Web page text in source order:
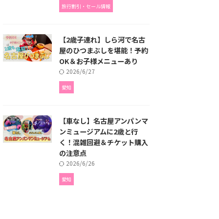
旅行割引・セール情報
【2歳子連れ】しら河で名古
屋のひつまぶしを堪能！予約
OK＆お子様メニューあり
2026/6/27
愛知
【車なし】名古屋アンパンマ
ンミュージアムに2歳と行
く！混雑回避＆チケット購入
の注意点
2026/6/26
愛知